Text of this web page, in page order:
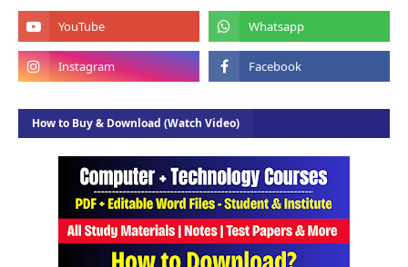
How to Buy & Download (Watch Video)